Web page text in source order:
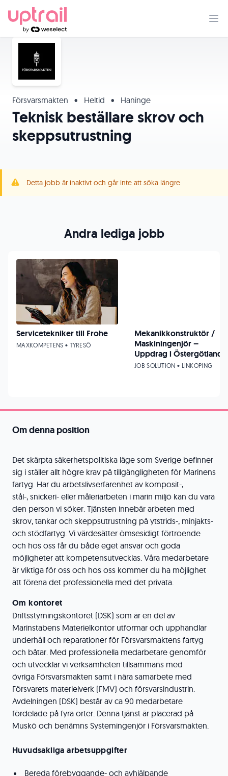
Försvarsmakten • Heltid • Haninge
Teknisk beställare skrov och
skeppsutrustning
Detta jobb är inaktivt och går inte att söka längre
Om denna position
Det skärpta säkerhetspolitiska läge som Sverige befinner
sig i ställer allt högre krav på tillgängligheten för Marinens
fartyg. Har du arbetslivserfarenhet av komposit-,
stål-, snickeri- eller måleriarbeten i marin miljö kan du vara
den person vi söker. Tjänsten innebär arbeten med
skrov, tankar och skeppsutrustning på ytstrids-, minjakts-
och stödfartyg. Vi värdesätter ömsesidigt förtroende
och hos oss får du både eget ansvar och goda
möjligheter att kompetensutvecklas. Våra medarbetare
är viktiga för oss och hos oss kommer du ha möjlighet
att förena det professionella med det privata.
Om kontoret
Driftsstyrningskontoret (DSK) som är en del av
Marinstabens Materielkontor utformar och upphandlar
underhåll och reparationer för Försvarsmaktens fartyg
och båtar. Med professionella medarbetare genomför
och utvecklar vi verksamheten tillsammans med
övriga Försvarsmakten samt i nära samarbete med
Försvarets materielverk (FMV) och försvarsindustrin.
Avdelningen (DSK) består av ca 90 medarbetare
fördelade på fyra orter. Denna tjänst är placerad på
Muskö och benämns Systemingenjör i Försvarsmakten.
Huvudsakliga arbetsuppgifter
Bereda förebyggande- och avhjälpande
Andra lediga jobb
Servicetekniker till Frohe
MAXKOMPETENS • TYRESÖ
Mekanikkonstruktör /
Maskiningenjör –
Uppdrag i Östergötland
JOB SOLUTION • LINKÖPING